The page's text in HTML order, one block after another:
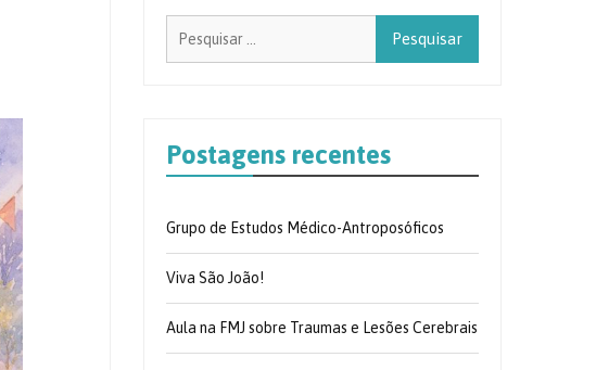
Postagens recentes
Grupo de Estudos Médico-Antroposóficos
Viva São João!
Aula na FMJ sobre Traumas e Lesões Cerebrais